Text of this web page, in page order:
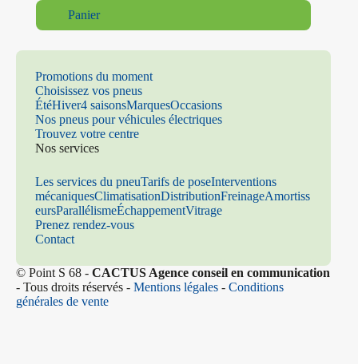
Panier
Promotions du moment
Choisissez vos pneus
ÉtéHiver4 saisonsMarquesOccasions
Nos pneus pour véhicules électriques
Trouvez votre centre
Nos services
Les services du pneuTarifs de poseInterventions
mécaniquesClimatisationDistributionFreinageAmortiss
eursParallélismeÉchappementVitrage
Prenez rendez-vous
Contact
© Point S 68 - CACTUS Agence conseil en communication
- Tous droits réservés - Mentions légales - Conditions
générales de vente